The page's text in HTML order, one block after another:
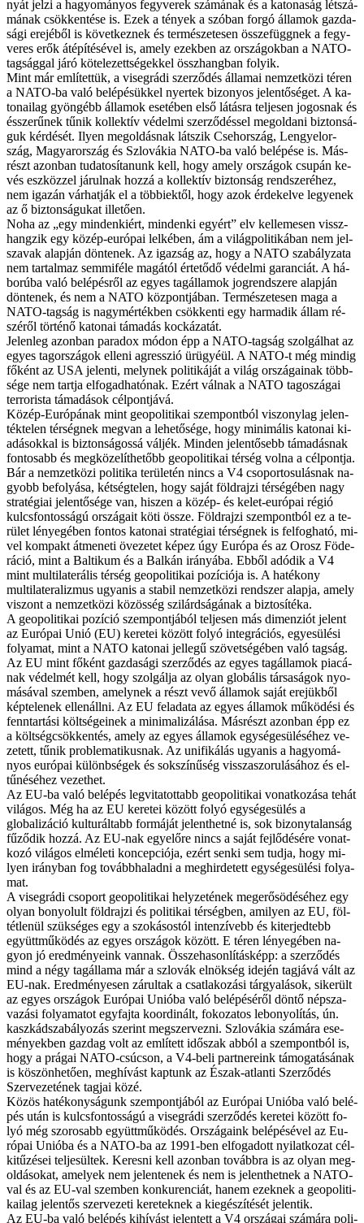
nyát jel­zi a ha­gyo­má­nyos fegy­ve­rek szá­má­nak és a ka­to­na­ság lét­szá­
má­nak csök­ken­té­se is. Ezek a té­nyek a szó­ban for­gó ál­la­mok gaz­da­
sá­gi ere­jé­ből is kö­vet­kez­nek és ter­mé­sze­te­sen ös­­sze­függ­nek a fegy­
ve­res erők át­épí­té­sé­vel is, amely ezek­ben az or­szá­gok­ban a NA­TO-
tag­ság­gal já­ró kö­te­le­zett­sé­gek­kel össz­hang­ban fo­lyik.
Mint már em­lí­tet­tük, a vi­seg­rá­di szer­ző­dés ál­la­mai nem­zet­kö­zi té­ren
a NATO-ba va­ló be­lé­pé­sük­kel nyer­tek bi­zo­nyos je­len­tő­sé­get. A ka­
to­na­i­lag gyön­gébb ál­la­mok ese­té­ben el­ső lá­tás­ra tel­je­sen jo­gos­nak és
és­­sze­rű­nek tű­nik kol­lek­tív vé­del­mi szer­ző­dés­sel meg­ol­da­ni biz­ton­sá­
guk kér­dé­sét. Ilyen meg­ol­dás­nak lát­szik Cseh­or­szág, Len­gyel­or­
szág, Ma­gyar­or­szág és Szlo­vá­kia NATO-ba va­ló be­lé­pé­se is. Más­
részt azon­ban tu­da­to­sí­ta­nunk kell, hogy amely or­szá­gok csu­pán ke­
vés esz­köz­zel já­rul­nak hoz­zá a kol­lek­tív biz­ton­ság rend­sze­ré­hez,
nem iga­zán vár­hat­ják el a töb­bi­ek­től, hogy azok ér­de­kel­ve le­gye­nek
az ő biz­ton­sá­gu­kat il­le­tő­en.
No­ha az „egy min­den­ki­ért, min­den­ki egyért” elv kel­le­me­sen vissz­
hang­zik egy kö­zép-eu­ró­pai lel­ké­ben, ám a vi­lág­po­li­ti­ká­ban nem jel­
sza­vak alap­ján dön­te­nek. Az igaz­ság az, hogy a NA­TO sza­bály­za­ta
nem tar­tal­maz sem­mi­fé­le ma­gá­tól ér­te­tő­dő vé­del­mi ga­ran­ci­át. A há­
bo­rú­ba va­ló be­lé­pés­ről az egyes tag­ál­lam­ok jog­rend­sze­re alap­ján
dön­te­nek, és nem a NA­TO köz­pont­já­ban. Ter­mé­sze­te­sen ma­ga a
NA­TO-tag­ság is nagy­mér­ték­ben csök­ken­ti egy har­ma­dik ál­lam ré­
szé­ről tör­té­nő ka­to­nai tá­ma­dás koc­ká­za­tát.
Je­len­leg azon­ban pa­ra­dox mó­don épp a NA­TO-tag­ság szol­gál­hat az
egyes tag­or­szág­ok el­le­ni ag­res­­szió ürü­gyé­ül. A NA­TO-t még min­dig
fő­ként az USA je­len­ti, mely­nek po­li­ti­ká­ját a vi­lág or­szá­ga­i­nak több­
sé­ge nem tart­ja el­fo­gad­ha­tó­nak. Ezért vál­nak a NA­TO tagoszágai
ter­ro­ris­ta tá­ma­dá­sok cél­pont­já­vá.
Kö­zép-Eu­ró­pá­nak mint geo­po­li­ti­kai szem­pont­ból vi­szony­lag je­len­
ték­te­len tér­ség­nek meg­van a le­he­tő­sé­ge, hogy mi­ni­má­lis ka­to­nai ki­
adá­sok­kal is biz­ton­sá­gos­sá vál­jék. Min­den je­len­tő­sebb tá­ma­dás­nak
fon­to­sabb és meg­kö­ze­lít­he­tőbb geo­po­li­ti­kai tér­ség vol­na a cél­pont­ja.
Bár a nem­zet­kö­zi po­li­ti­ka te­rü­le­tén nincs a V4 cso­por­to­su­lás­nak na­
gyobb be­fo­lyá­sa, két­ség­te­len, hogy sa­ját föld­raj­zi tér­sé­gé­ben nagy
stra­té­gi­ai je­len­tő­sé­ge van, hi­szen a kö­zép- és ke­let-eu­ró­pai ré­gió
kulcs­fon­tos­sá­gú or­szá­ga­it kö­ti ös­­sze. Föld­raj­zi szem­pont­ból ez a te­
rü­let lé­nye­gé­ben fon­tos ka­to­nai stra­té­gi­ai tér­ség­nek is fel­fog­ha­tó, mi­
vel kom­pakt át­me­ne­ti öve­ze­tet ké­pez úgy Eu­ró­pa és az Orosz Fö­de­
rá­ció, mint a Bal­ti­kum és a Bal­kán irá­nyá­ba. Eb­ből adó­dik a V4
mint mul­ti­la­te­rá­lis tér­ség geo­po­li­ti­kai po­zí­ci­ó­ja is. A ha­té­kony
multilateralizmus ugyan­is a sta­bil nem­zet­kö­zi rend­szer alap­ja, amely
vi­szont a nem­zet­kö­zi kö­zös­ség szi­lárd­sá­gá­nak a biz­to­sí­té­ka.
A geo­po­li­ti­kai po­zí­ció szem­pont­já­ból tel­je­sen más di­men­zi­ót je­lent
az Eu­ró­pai Unió (EU) ke­re­tei kö­zött fo­lyó in­teg­rá­ci­ós, egye­sü­lé­si
fo­lya­mat, mint a NA­TO ka­to­nai jel­le­gű szö­vet­sé­gé­ben va­ló tag­ság.
Az EU mint fő­ként gaz­da­sá­gi szer­ző­dés az egyes tag­ál­lam­ok pi­a­cá­
nak vé­del­mét kell, hogy szol­gál­ja az olyan glo­bá­lis tár­sa­sá­gok nyo­
má­sá­val szem­ben, amely­nek a részt ve­vő ál­la­mok sa­ját ere­jük­ből
kép­te­le­nek el­len­áll­ni. Az EU fel­ada­ta az egyes ál­la­mok mű­kö­dé­si és
fenn­tar­tá­si költ­sé­ge­i­nek a mi­ni­ma­li­zá­lá­sa. Más­részt azon­ban épp ez
a költ­ség­csök­ken­tés, amely az egyes ál­la­mok egy­sé­ge­sü­lé­sé­hez ve­
ze­tett, tű­nik prob­le­ma­ti­kus­nak. Az unifikálás ugyan­is a ha­gyo­má­
nyos eu­ró­pai kü­lönb­sé­gek és sok­szí­nű­ség vis­­sza­szo­ru­lá­sá­hoz és el­
tű­né­sé­hez ve­zet­het.
Az EU-ba va­ló be­lé­pés leg­vi­ta­tot­tabb geo­po­li­ti­kai vo­nat­ko­zá­sa te­hát
vi­lá­gos. Még ha az EU ke­re­tei kö­zött fo­lyó egy­sé­ge­sü­lés a
globalizáció kul­tu­rál­tabb for­má­ját je­lent­het­né is, sok bi­zony­ta­lan­ság
fű­ző­dik hoz­zá. Az EU-nak egy­elő­re nincs a sa­ját fej­lő­dé­sé­re vo­nat­
ko­zó vi­lá­gos el­mé­le­ti kon­cep­ci­ó­ja, ezért sen­ki sem tud­ja, hogy mi­
lyen irány­ban fog to­vább­ha­lad­ni a meg­hir­de­tett egy­sé­ge­sü­lé­si fo­lya­
mat.
A vi­seg­rá­di cso­port geo­po­li­ti­kai hely­ze­té­nek meg­erő­sö­dé­sé­hez egy
olyan bo­nyo­lult föld­raj­zi és po­li­ti­kai tér­ség­ben, ami­lyen az EU, föl­
tét­le­nül szük­sé­ges egy a szo­ká­sos­tól in­ten­zí­vebb és ki­ter­jed­tebb
együtt­mű­kö­dés az egyes or­szá­gok kö­zött. E té­ren lé­nye­gé­ben na­
gyon jó ered­mé­nye­ink van­nak. Ös­­sze­ha­son­lí­tás­képp: a szer­ző­dés
mind a négy tag­ál­la­ma már a szlo­vák el­nök­ség ide­jén tag­já­vá vált az
EU-nak. Ered­mé­nye­sen zá­rul­tak a csat­la­ko­zá­si tár­gya­lá­sok, si­ke­rült
az egyes or­szá­gok Eu­ró­pai Uni­ó­ba va­ló be­lé­pé­sé­ről dön­tő nép­sza­
va­zá­si fo­lya­ma­tot egy­faj­ta ko­or­di­nált, fo­ko­za­tos le­bo­nyo­lí­tás, ún.
kasz­kád­sza­bá­lyo­zás sze­rint meg­szer­vez­ni. Szlo­vá­kia szá­má­ra ese­
mé­nyek­ben gaz­dag volt az em­lí­tett idő­szak ab­ból a szem­pont­ból is,
hogy a prá­gai NA­TO-csú­cson, a V4-beli part­ne­re­ink tá­mo­ga­tá­sá­nak
is kö­szön­he­tő­en, meg­hí­vást kap­tunk az Észak-at­lan­ti Szer­ző­dés
Szer­ve­ze­té­nek tag­jai kö­zé.
Kö­zös ha­té­kony­sá­gunk szem­pont­já­ból az Eu­ró­pai Uni­ó­ba va­ló be­lé­
pés után is kulcs­fon­tos­sá­gú a vi­seg­rá­di szer­ző­dés ke­re­tei kö­zött fo­
lyó még szo­ro­sabb együtt­mű­kö­dés. Or­szá­ga­ink be­lé­pé­sé­vel az Eu­
ró­pai Uni­ó­ba és a NATO-ba az 1991-ben el­fo­ga­dott nyi­lat­ko­zat cél­
ki­tű­zé­sei tel­je­sül­tek. Ke­res­ni kell azon­ban to­vább­ra is az olyan meg­
ol­dá­so­kat, ame­lyek nem je­len­te­nek és nem is je­lent­het­nek a NATO-
val és az EU-val szem­ben kon­ku­ren­ci­át, ha­nem ezek­nek a geo­po­li­ti­
ka­i­lag je­len­tős szer­ve­ze­ti ke­re­tek­nek a ki­egé­szí­té­sét je­len­tik.
Az EU-ba va­ló be­lé­pés ki­hí­vást je­len­tett a V4 or­szá­gai szá­má­ra po­li­